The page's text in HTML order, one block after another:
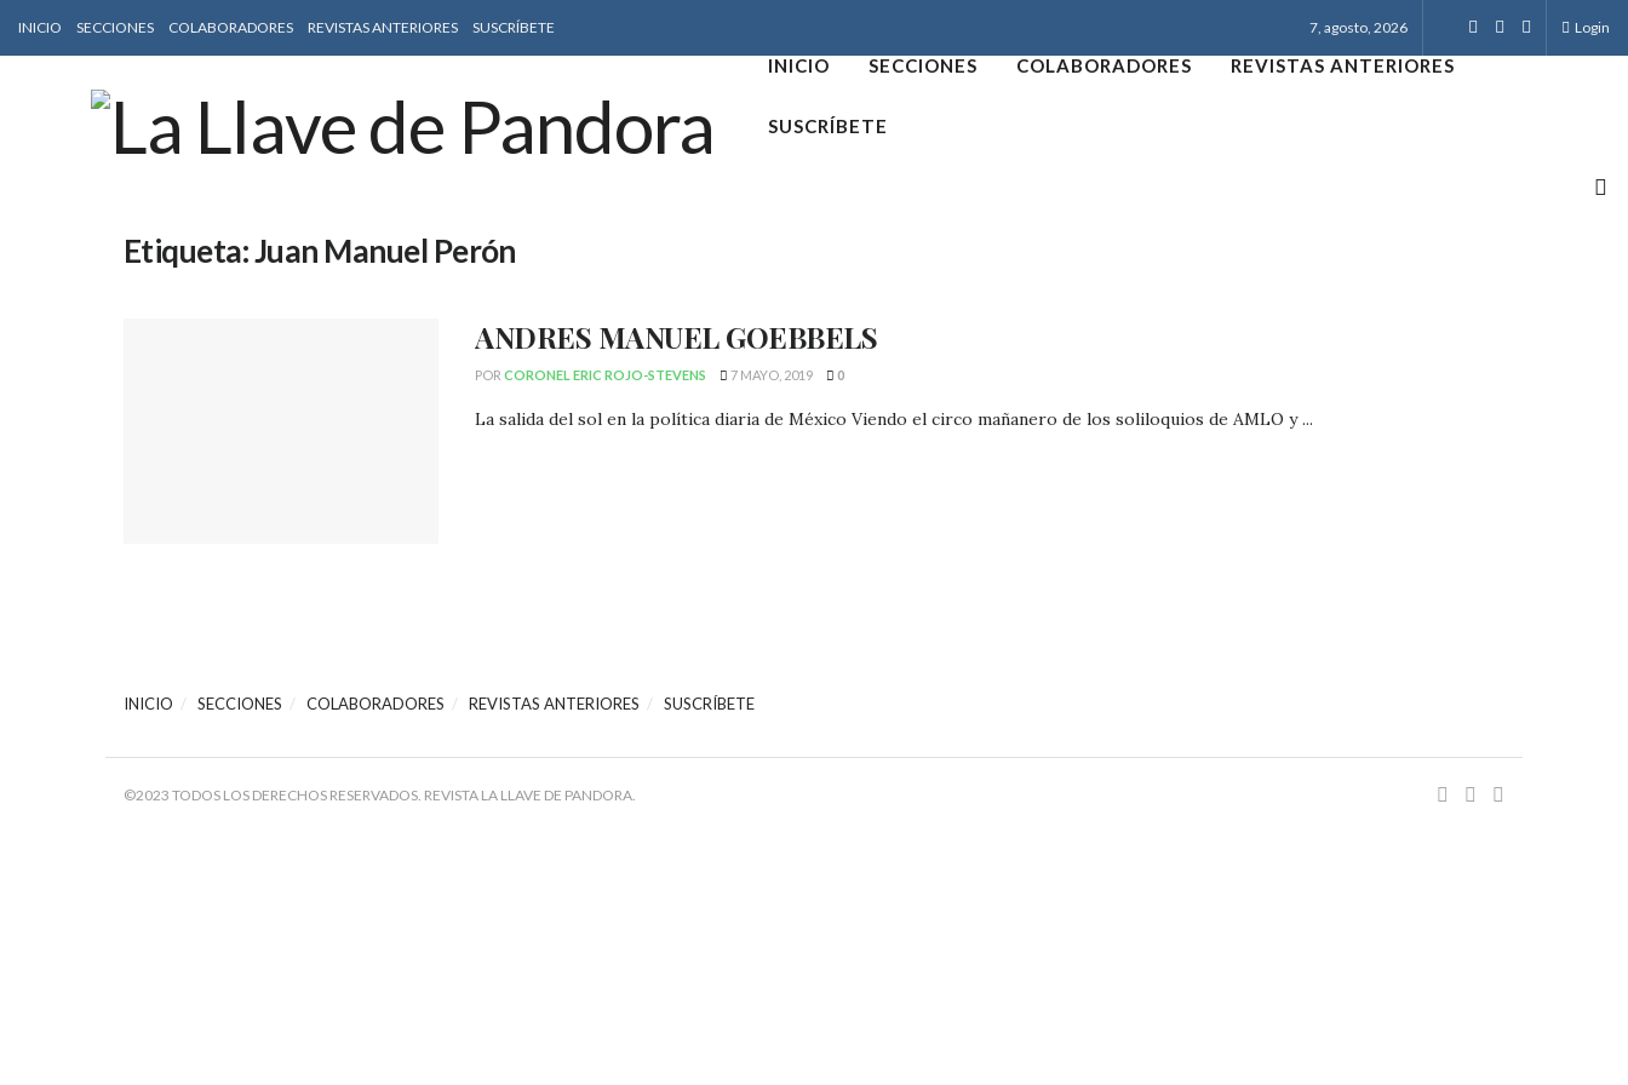
INICIO SECCIONES COLABORADORES REVISTAS ANTERIORES SUSCRÍBETE 7, agosto, 2026 Login
INICIO SECCIONES COLABORADORES REVISTAS ANTERIORES
SUSCRÍBETE
Etiqueta:Juan Manuel Perón
ANDRES MANUEL GOEBBELS
POR CORONEL ERIC ROJO-STEVENS 7 MAYO, 2019 0
La salida del sol en la política diaria de México Viendo el circo mañanero de los soliloquios de AMLO y ...
INICIO SECCIONES COLABORADORES REVISTAS ANTERIORES SUSCRÍBETE
©2023 TODOS LOS DERECHOS RESERVADOS. REVISTA LA LLAVE DE PANDORA.